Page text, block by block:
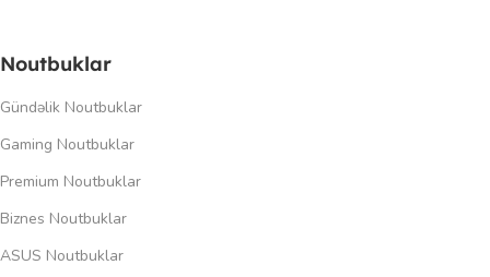
Noutbuklar
Gündəlik Noutbuklar
Gaming Noutbuklar
Premium Noutbuklar
Biznes Noutbuklar
ASUS Noutbuklar